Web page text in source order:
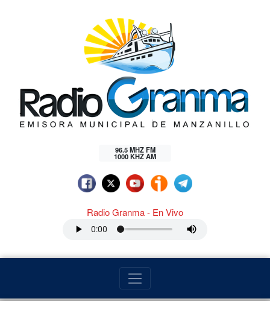
96.5 MHZ FM
1000 KHZ AM
Radio Granma - En Vivo